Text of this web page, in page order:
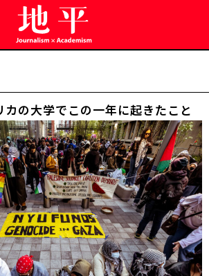
カの大学でこの一年に起きたこと